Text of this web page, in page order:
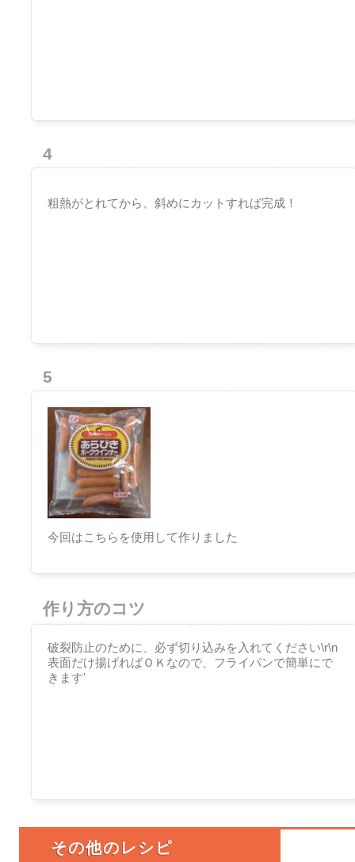
4
粗熱がとれてから、斜めにカットすれば完成！
5
今回はこちらを使用して作りました
作り方のコツ
破裂防止のために、必ず切り込みを入れてください\r\n
表面だけ揚げればＯＫなので、フライパンで簡単にで
きます'
その他のレシピ